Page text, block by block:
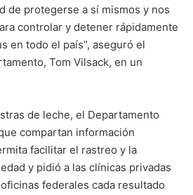
de protegerse a sí mismos y nos
controlar y detener rápidamente
en todo el país”, aseguró el
Tom Vilsack, en un
de leche, el Departamento
compartan información
facilitar el rastreo y la
y pidió a las clínicas privadas
federales cada resultado